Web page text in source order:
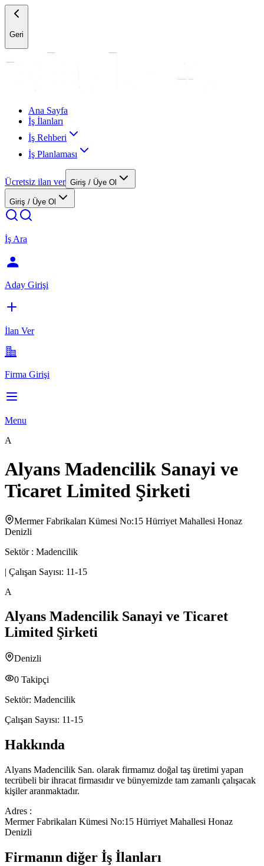
Geri
Ana Sayfa
İş İlanları
İş Rehberi
İş Planlaması
Ücretsiz ilan ver Giriş / Üye Ol
Giriş / Üye Ol
İş Ara
Aday Girişi
İlan Ver
Firma Girişi
Menu
A
Alyans Madencilik Sanayi ve
Ticaret Limited Şirketi
Mermer Fabrikaları Kümesi No:15 Hürriyet Mahallesi Honaz
Denizli
Sektör : Madencilik
| Çalışan Sayısı: 11-15
A
Alyans Madencilik Sanayi ve Ticaret
Limited Şirketi
Denizli
0 Takipçi
Sektör: Madencilik
Çalışan Sayısı: 11-15
Hakkında
Alyans Madencilik San. olarak firmamız doğal taş üretimi yapan
tecrübeli bir ihracat firmasıdır ve bünyemizde tam zamanlı çalışacak
kişiler aranmaktadır.
Adres :
Mermer Fabrikaları Kümesi No:15 Hürriyet Mahallesi Honaz
Denizli
Firmanın diğer İş İlanları